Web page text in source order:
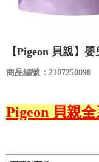
名人嚴選
優惠活動
合作提案
【Pigeon 貝親】
商品編號：2107250898
Pigeon 貝親